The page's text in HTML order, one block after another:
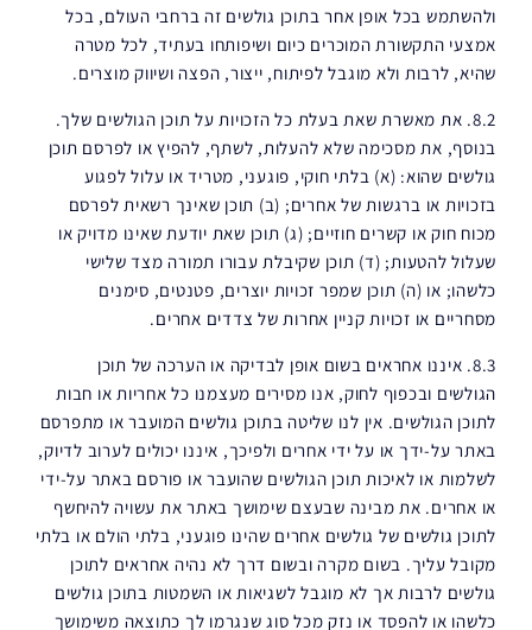
ולהשתמש בכל אופן אחר בתוכן גולשים זה ברחבי העולם, בכל
אמצעי התקשורת המוכרים כיום ושיפותחו בעתיד, לכל מטרה
שהיא, לרבות ולא מוגבל לפיתוח, ייצור, הפצה ושיווק מוצרים.
8.2. את מאשרת שאת בעלת כל הזכויות על תוכן הגולשים שלך.
בנוסף, את מסכימה שלא להעלות, לשתף, להפיץ או לפרסם תוכן
גולשים שהוא: (א) בלתי חוקי, פוגעני, מטריד או עלול לפגוע
בזכויות או ברגשות של אחרים; (ב) תוכן שאינך רשאית לפרסם
מכוח חוק או קשרים חוזיים; (ג) תוכן שאת יודעת שאינו מדויק או
שעלול להטעות; (ד) תוכן שקיבלת עבורו תמורה מצד שלישי
כלשהו; או (ה) תוכן שמפר זכויות יוצרים, פטנטים, סימנים
מסחריים או זכויות קניין אחרות של צדדים אחרים.
8.3. איננו אחראים בשום אופן לבדיקה או הערכה של תוכן
הגולשים ובכפוף לחוק, אנו מסירים מעצמנו כל אחריות או חבות
לתוכן הגולשים. אין לנו שליטה בתוכן גולשים המועבר או מתפרסם
באתר על-ידך או על ידי אחרים ולפיכך, איננו יכולים לערוב לדיוק,
לשלמות או לאיכות תוכן הגולשים שהועבר או פורסם באתר על-ידי
או אחרים. את מבינה שבעצם שימושך באתר את עשויה להיחשף
לתוכן גולשים של גולשים אחרים שהינו פוגעני, בלתי הולם או בלתי
מקובל עליך. בשום מקרה ובשום דרך לא נהיה אחראים לתוכן
גולשים לרבות אך לא מוגבל לשגיאות או השמטות בתוכן גולשים
כלשהו או להפסד או נזק מכל סוג שנגרמו לך כתוצאה משימושך